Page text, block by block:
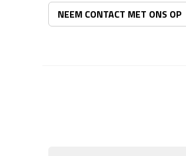
NEEM CONTACT MET ONS OP